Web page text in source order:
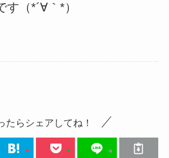
（*´∀｀*）
たらシェアしてね！